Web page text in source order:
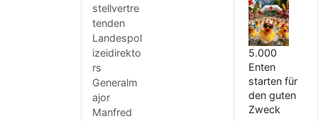
stellvertre
tenden
Landespol
izeidirekto
rs
Generalm
ajor
Manfred
5.000
Enten
starten für
den guten
Zweck